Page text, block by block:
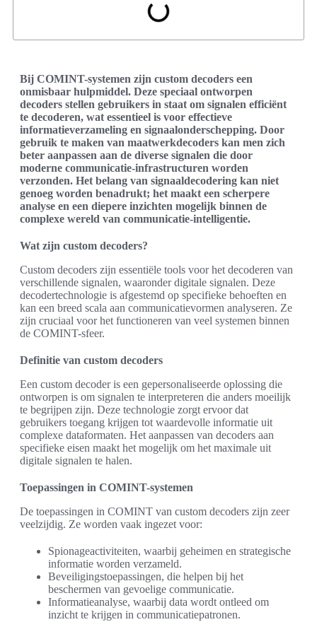
Bij COMINT-systemen zijn custom decoders een
onmisbaar hulpmiddel. Deze speciaal ontworpen
decoders stellen gebruikers in staat om signalen efficiënt
te decoderen, wat essentieel is voor effectieve
informatieverzameling en signaalonderschepping. Door
gebruik te maken van maatwerkdecoders kan men zich
beter aanpassen aan de diverse signalen die door
moderne communicatie-infrastructuren worden
verzonden. Het belang van signaaldecodering kan niet
genoeg worden benadrukt; het maakt een scherpere
analyse en een diepere inzichten mogelijk binnen de
complexe wereld van communicatie-intelligentie.
Wat zijn custom decoders?
Custom decoders zijn essentiële tools voor het decoderen van
verschillende signalen, waaronder digitale signalen. Deze
decodertechnologie is afgestemd op specifieke behoeften en
kan een breed scala aan communicatievormen analyseren. Ze
zijn cruciaal voor het functioneren van veel systemen binnen
de COMINT-sfeer.
Definitie van custom decoders
Een custom decoder is een gepersonaliseerde oplossing die
ontworpen is om signalen te interpreteren die anders moeilijk
te begrijpen zijn. Deze technologie zorgt ervoor dat
gebruikers toegang krijgen tot waardevolle informatie uit
complexe dataformaten. Het aanpassen van decoders aan
specifieke eisen maakt het mogelijk om het maximale uit
digitale signalen te halen.
Toepassingen in COMINT-systemen
De toepassingen in COMINT van custom decoders zijn zeer
veelzijdig. Ze worden vaak ingezet voor:
Spionageactiviteiten, waarbij geheimen en strategische
informatie worden verzameld.
Beveiligingstoepassingen, die helpen bij het
beschermen van gevoelige communicatie.
Informatieanalyse, waarbij data wordt ontleed om
inzicht te krijgen in communicatiepatronen.